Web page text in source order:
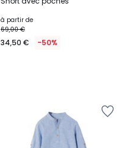
à partir de
69,00 €
34,50 € -50%